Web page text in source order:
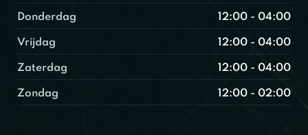
Donderdag 12:00 - 04:00
Vrijdag 12:00 - 04:00
Zaterdag 12:00 - 04:00
Zondag 12:00 - 02:00